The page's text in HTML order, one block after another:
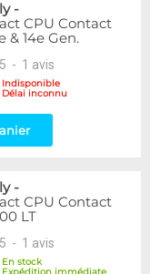
-
CPU Contact
& 14e Gen.
5 - 1 avis
Indisponible
Délai inconnu
-
CPU Contact
LT
5 - 1 avis
En stock
Expédition immédiate